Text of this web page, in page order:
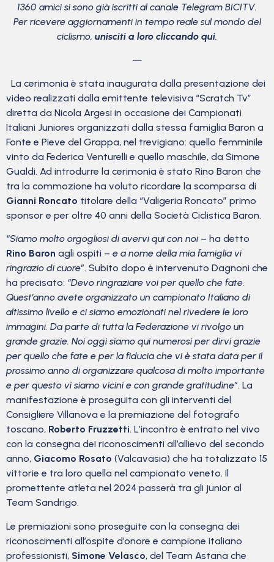
1360 amici si sono già iscritti al canale Telegram BICITV.
Per ricevere aggiornamenti in tempo reale sul mondo del
ciclismo, unisciti a loro cliccando qui.
—
La cerimonia è stata inaugurata dalla presentazione dei
video realizzati dalla emittente televisiva “Scratch Tv”
diretta da Nicola Argesi in occasione dei Campionati
Italiani Juniores organizzati dalla stessa famiglia Baron a
Fonte e Pieve del Grappa, nel trevigiano: quello femminile
vinto da Federica Venturelli e quello maschile, da Simone
Gualdi. Ad introdurre la cerimonia è stato Rino Baron che
tra la commozione ha voluto ricordare la scomparsa di
Gianni Roncato titolare della “Valigeria Roncato” primo
sponsor e per oltre 40 anni della Società Ciclistica Baron.
“Siamo molto orgogliosi di avervi qui con noi – ha detto
Rino Baron agli ospiti – e a nome della mia famiglia vi
ringrazio di cuore”. Subito dopo è intervenuto Dagnoni che
ha precisato: “Devo ringraziare voi per quello che fate.
Quest’anno avete organizzato un campionato Italiano di
altissimo livello e ci siamo emozionati nel rivedere le loro
immagini. Da parte di tutta la Federazione vi rivolgo un
grande grazie. Noi oggi siamo qui numerosi per dirvi grazie
per quello che fate e per la fiducia che vi è stata data per il
prossimo anno di organizzare qualcosa di molto importante
e per questo vi siamo vicini e con grande gratitudine”. La
manifestazione è proseguita con gli interventi del
Consigliere Villanova e la premiazione del fotografo
toscano, Roberto Fruzzetti. L’incontro è entrato nel vivo
con la consegna dei riconoscimenti all’allievo del secondo
anno, Giacomo Rosato (Valcavasia) che ha totalizzato 15
vittorie e tra loro quella nel campionato veneto. Il
promettente atleta nel 2024 passerà tra gli junior al
Team Sandrigo.
Le premiazioni sono proseguite con la consegna dei
riconoscimenti all’ospite d’onore e campione italiano
professionisti, Simone Velasco, del Team Astana che